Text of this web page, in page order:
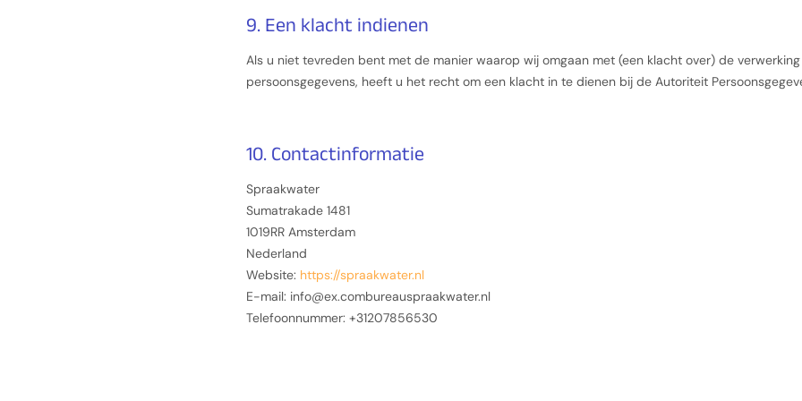
9. Een klacht indienen
Als u niet tevreden bent met de manier waarop wij omgaan met (een klacht over) de
persoonsgegevens, heeft u het recht om een klacht in te dienen bij de Autoriteit
10. Contactinformatie
Spraakwater
Sumatrakade 1481
1019RR Amsterdam
Nederland
Website: https://spraakwater.nl
E-mail: info@ex.combureauspraakwater.nl
Telefoonnummer: +31207856530